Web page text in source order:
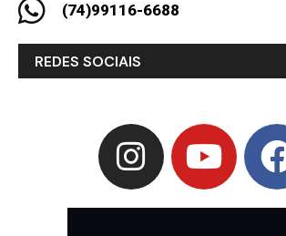
(74)99116-6688
REDES SOCIAIS